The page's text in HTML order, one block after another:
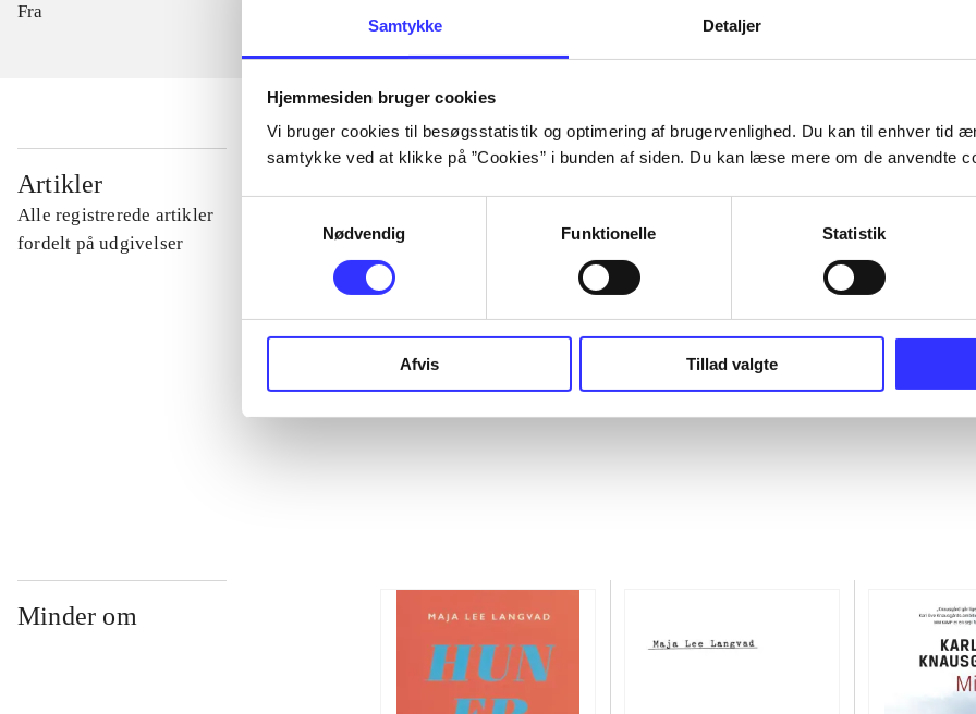
Samtykke Detaljer
Hjemmesiden bruger cookies
Vi bruger cookies til besøgsstatistik og optimering af brugervenlighed. Du kan til enhver tid
samtykke ved at klikke på ”Cookies” i bunden af siden. Du kan læse mere om de anvendte
Nødvendig
Funktionelle Statistik
Afvis Tillad valgte
Fra
Artikler
Alle registrerede artikler
fordelt på udgivelser
...
...
Minder om